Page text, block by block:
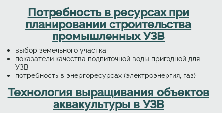
Потребность в ресурсах при
планировании строительства
промышленных УЗВ
выбор земельного участка
показатели качества подпиточной воды пригодной для
УЗВ
потребность в энергоресурсах (электроэнергия, газ)
Технология выращивания объектов
аквакультуры в УЗВ